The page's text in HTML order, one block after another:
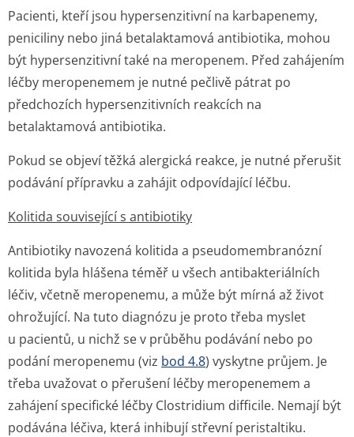
Pacienti, kteří jsou hypersenzitivní na karbapenemy,
peniciliny nebo jiná betalaktamová antibiotika, mohou
být hypersenzitivní také na meropenem. Před zahájením
léčby meropenemem je nutné pečlivě pátrat po
předchozích hypersenzitivních reakcích na
betalaktamová antibiotika.
Pokud se objeví těžká alergická reakce, je nutné přerušit
podávání přípravku a zahájit odpovídající léčbu.
Kolitida související s antibiotiky
Antibiotiky navozená kolitida a pseudomembranózní
kolitida byla hlášena téměř u všech antibakteriálních
léčiv, včetně meropenemu, a může být mírná až život
ohrožující. Na tuto diagnózu je proto třeba myslet
u pacientů, u nichž se v průběhu podávání nebo po
podání meropenemu (viz bod 4.8) vyskytne průjem. Je
třeba uvažovat o přerušení léčby meropenemem a
zahájení specifické léčby Clostridium difficile. Nemají být
podávána léčiva, která inhibují střevní peristaltiku.